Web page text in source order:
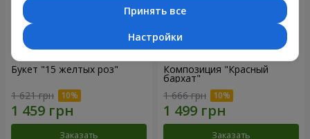
Букет "15 желтых роз"
1 621 грн
Заказать
Композиция "Красный
бархат"
1 666 грн
Заказать
Принять все
Настройки